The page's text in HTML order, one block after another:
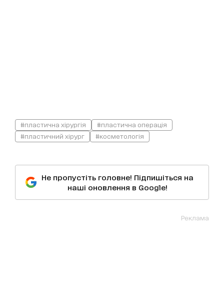
#пластична хірургія
#пластична операція
#пластичний хірург
#косметологія
Не пропустіть головне! Підпишіться на
наші оновлення в Google!
Реклама